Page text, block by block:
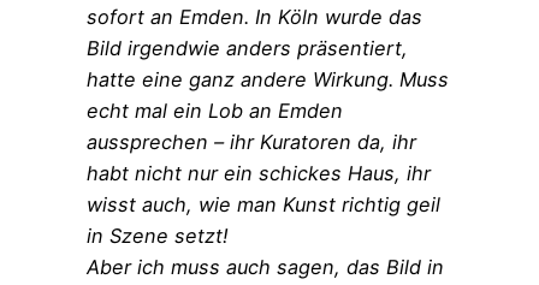
sofort an Emden. In Köln wurde das
Bild irgendwie anders präsentiert,
hatte eine ganz andere Wirkung. Muss
echt mal ein Lob an Emden
aussprechen – ihr Kuratoren da, ihr
habt nicht nur ein schickes Haus, ihr
wisst auch, wie man Kunst richtig geil
in Szene setzt!
Aber ich muss auch sagen, das Bild in